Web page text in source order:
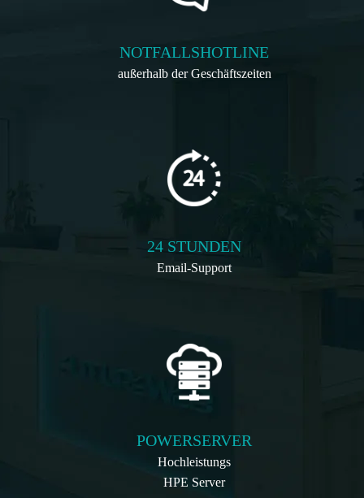
NOTFALLSHOTLINE
außerhalb der Geschäftszeiten
24 STUNDEN
Email-Support
POWERSERVER
Hochleistungs
HPE Server